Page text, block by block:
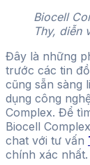
Biocell
Thy, diễn
Đây là những
trước các tin
cũng sẵn sàng
dụng công
Complex. Để
Biocell
chat với tư vấn
chính xác nhất.